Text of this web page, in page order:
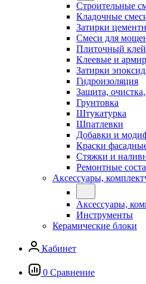
Строительные
Кладочные
Затирки
Смеси для
Плиточный клей
Клеевые и
Затирки
Гидроизоляция
Защита,
Грунтовка
Штукатурка
Шпатлевки
Добавки и
Краски
Стяжки и
Ремонтные
Аксессуары,
Аксессуары,
Инструменты
Керамические блоки
Кабинет
0 Сравнение